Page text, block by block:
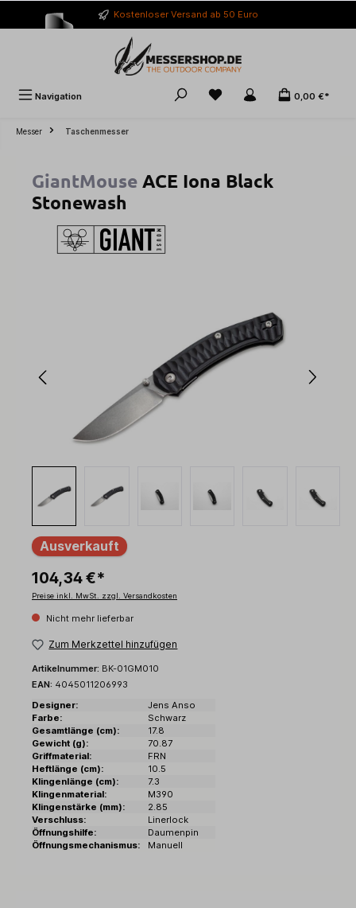
springen Kostenloser Versand ab 50 Euro
Navigation 0,00 €*
Messer Taschenmesser
GiantMouse ACE Iona Black
Stonewash
Ausverkauft
104,34 €*
Preise inkl. MwSt. zzgl. Versandkosten
Nicht mehr lieferbar
Zum Merkzettel hinzufügen
Artikelnummer: BK-01GM010
EAN: 4045011206993
Designer:
Jens Anso
Farbe:
Schwarz
Gesamtlänge (cm):
17.8
Gewicht (g):
70.87
Griffmaterial:
FRN
Heftlänge (cm):
10.5
Klingenlänge (cm):
7.3
Klingenmaterial:
M390
Klingenstärke (mm):
2.85
Verschluss:
Linerlock
Öffnungshilfe:
Daumenpin
Öffnungsmechanismus:
Manuell